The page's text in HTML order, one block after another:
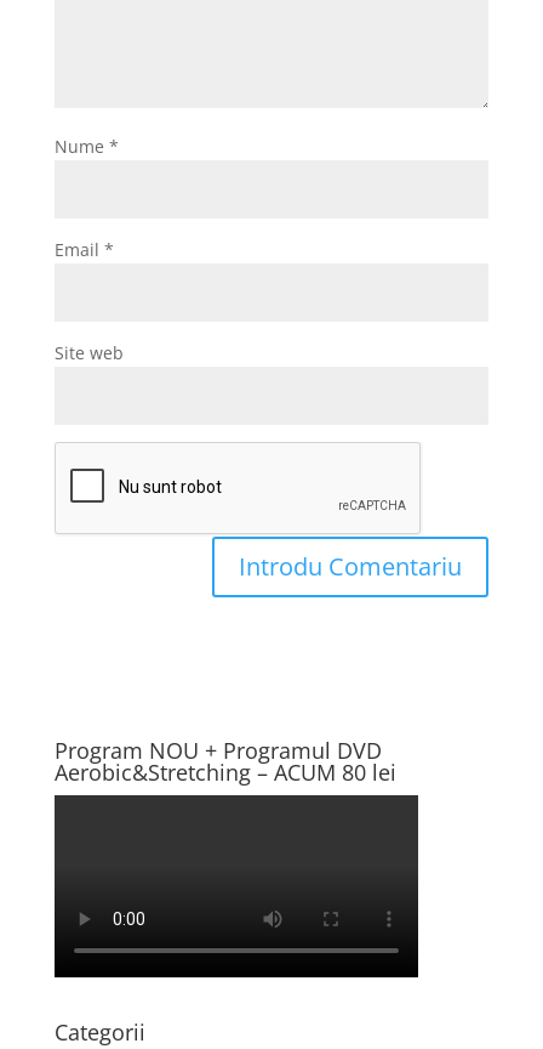
Nume *
Email *
Site web
Program NOU + Programul DVD
Aerobic&Stretching – ACUM 80 lei
Categorii